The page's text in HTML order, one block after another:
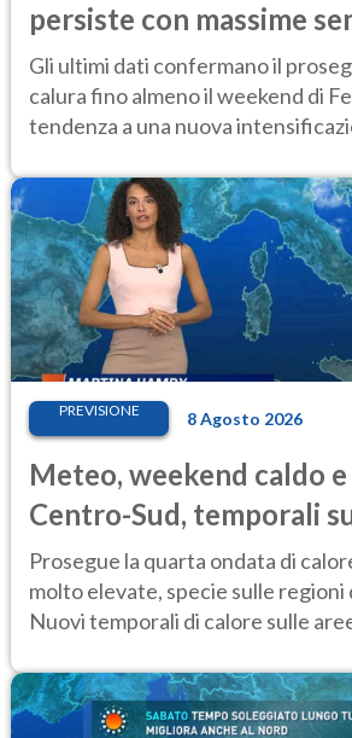
persiste con massime
elevate
Gli ultimi dati confermano il
calura fino almeno il weekend di
tendenza a una nuova
PREVISIONE 8 Agosto 2026
Meteo, weekend caldo
Centro-Sud, temporali
Prosegue la quarta ondata di
molto elevate, specie sulle regioni
Nuovi temporali di calore sulle